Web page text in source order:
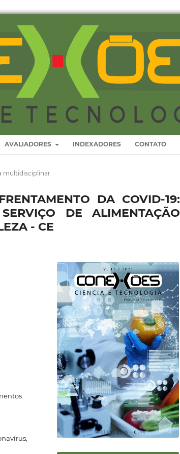
AVALIADORES INDEXADORES CONTATO
multidisciplinar
DA COVID-19:
DE ALIMENTAÇÃO
- CE